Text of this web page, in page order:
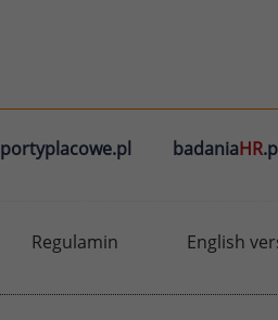
badaniaHR
Regulamin English